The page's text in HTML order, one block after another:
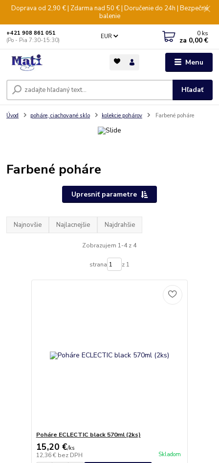
Doprava od 2,90 € | Zdarma nad 50 € | Doručenie do 24h | Bezpečné
balenie
Menu
EUR
Hľadať
+421 908 861 051
(Po - Pia 7:30-15:30)
0 ks
za 0,00 €
Úvod poháre, ciachované sklo kolekcie pohárov Farbené poháre
Farbené poháre
Upresniť parametre
Najnovšie Najlacnejšie Najdrahšie
Zobrazujem 1-4 z 4
strana z 1
Poháre ECLECTIC black 570ml (2ks)
15,20 €/ks
12,36 € bez DPH Skladom